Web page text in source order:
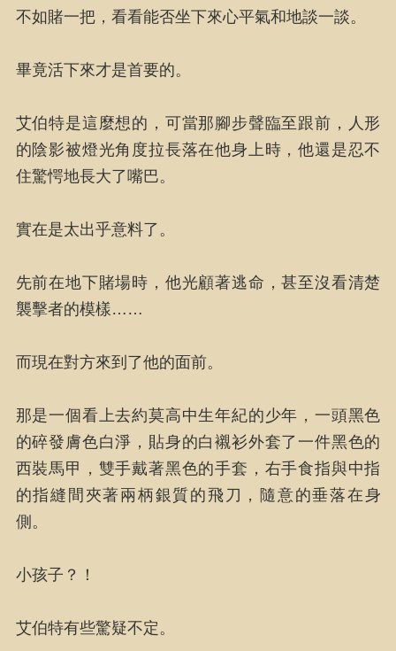
不如賭一把，看看能否坐下來心平氣和地談一談。
畢竟活下來才是首要的。
艾伯特是這麼想的，可當那腳步聲臨至跟前，人形
的陰影被燈光角度拉長落在他身上時，他還是忍不
住驚愕地長大了嘴巴。
實在是太出乎意料了。
先前在地下賭場時，他光顧著逃命，甚至沒看清楚
襲擊者的模樣……
而現在對方來到了他的面前。
那是一個看上去約莫高中生年紀的少年，一頭黑色
的碎發膚色白淨，貼身的白襯衫外套了一件黑色的
西裝馬甲，雙手戴著黑色的手套，右手食指與中指
的指縫間夾著兩柄銀質的飛刀，隨意的垂落在身
側。
小孩子？！
艾伯特有些驚疑不定。